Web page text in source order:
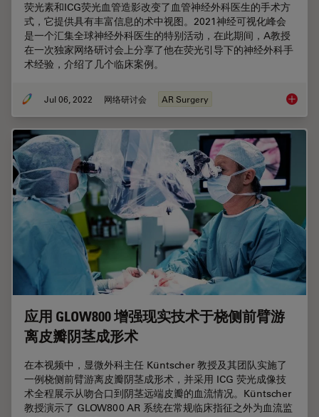
荧光素和ICG荧光血管造影改变了血管神经外科医生的手术方
式，它提供具有丰富信息的术中视图。2021神经可视化峰会
是一个汇集全球神经外科医生的特别活动，在此期间，A教授
在一次独家网络研讨会上分享了他在荧光引导下的神经外科手
术经验，介绍了几个临床案例。
Jul 06, 2022 网络研讨会 AR Surgery 荧光成
应用 GLOW800 增强现实技术于桡侧前臂游
离皮瓣阴茎成形术
在本视频中，显微外科主任 Küntscher 教授及其团队实施了
一例桡侧前臂游离皮瓣阴茎成形术，并采用 ICG 荧光成像技
术全程展示从吻合口到阴茎远端皮瓣的血流情况。Küntscher
教授演示了 GLOW800 AR 系统在常规临床指征之外为血流监